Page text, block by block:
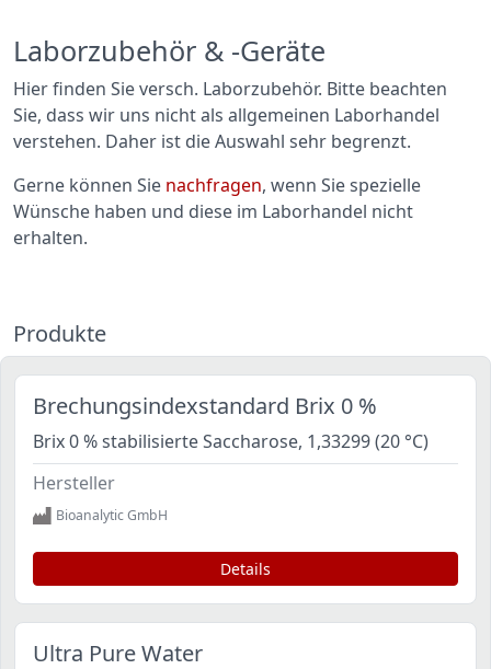
Laborzubehör & -Geräte
Hier finden Sie versch. Laborzubehör. Bitte beachten
Sie, dass wir uns nicht als allgemeinen Laborhandel
verstehen. Daher ist die Auswahl sehr begrenzt.
Gerne können Sie nachfragen, wenn Sie spezielle
Wünsche haben und diese im Laborhandel nicht
erhalten.
Produkte
Brechungsindexstandard Brix 0 %
Brix 0 % stabilisierte Saccharose, 1,33299 (20 °C)
Hersteller
Bioanalytic GmbH
Details
Ultra Pure Water